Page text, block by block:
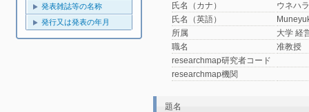
発表雑誌等の名称
発行又は発表の年月
氏名（カナ）
ウネハ
氏名（英語）
所属
大学 経
職名
准教授
researchmap研究者コード
researchmap機関
題名